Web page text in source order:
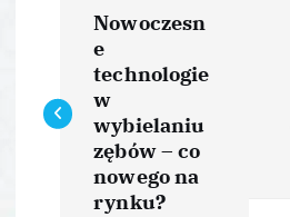
w
Nowoczesn
e
technologie
w
wybielaniu
zębów – co
nowego na
rynku?